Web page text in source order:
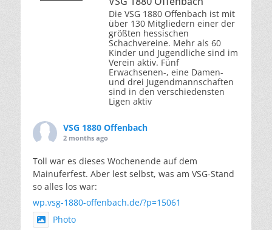
Die VSG 1880 Offenbach ist mit
über 130 Mitgliedern einer der
größten hessischen
Schachvereine. Mehr als 60
Kinder und Jugendliche sind im
Verein aktiv. Fünf
Erwachsenen-, eine Damen-
und drei Jugendmannschaften
sind in den verschiedensten
Ligen aktiv
VSG 1880 Offenbach
2 months ago
Toll war es dieses Wochenende auf dem
Mainuferfest. Aber lest selbst, was am VSG-Stand
so alles los war:
wp.vsg-1880-offenbach.de/?p=15061
Photo